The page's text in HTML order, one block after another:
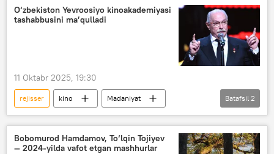
Madaniyat
O‘zbekiston Yevroosiyo kinoakademiyasi
tashabbusini ma’qulladi
11 Oktabr 2025, 19:30
rejisser kino
Madaniyat
Madaniyat vazirligi
Rossiya
Batafsil 2
Bobomurod Hamdamov, To‘lqin Tojiyev
— 2024-yilda vafot etgan mashhurlar